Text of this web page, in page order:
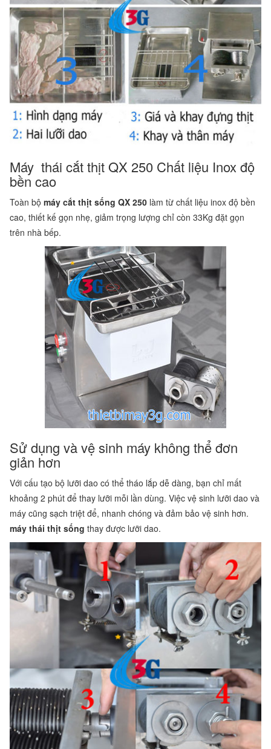
Máy thái cắt thịt QX 250 Chất liệu Inox độ
bền cao
Toàn bộ máy cắt thịt sống QX 250 làm từ chất liệu inox độ bền
cao, thiết kế gọn nhẹ, giảm trọng lượng chỉ còn 33Kg đặt gọn
trên nhà bếp.
Sử dụng và vệ sinh máy không thể đơn
giản hơn
Với cấu tạo bộ lưỡi dao có thể tháo lắp dễ dàng, bạn chỉ mất
khoảng 2 phút để thay lưỡi mỗi lần dùng. Việc vệ sinh lưỡi dao và
máy cũng sạch triệt để, nhanh chóng và đảm bảo vệ sinh hơn.
máy thái thịt sống thay được lưỡi dao.